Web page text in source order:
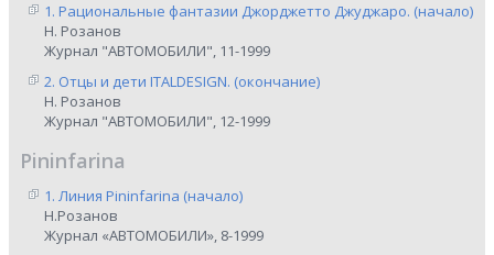
1. Рациональные фантазии Джорджетто Джуджаро. (начало)
Н. Розанов
Журнал "АВТОМОБИЛИ", 11-1999
2. Отцы и дети ITALDESIGN. (окончание)
Н. Розанов
Журнал "АВТОМОБИЛИ", 12-1999
Pininfarina
1. Линия Pininfarina (начало)
Н.Розанов
Журнал «АВТОМОБИЛИ», 8-1999